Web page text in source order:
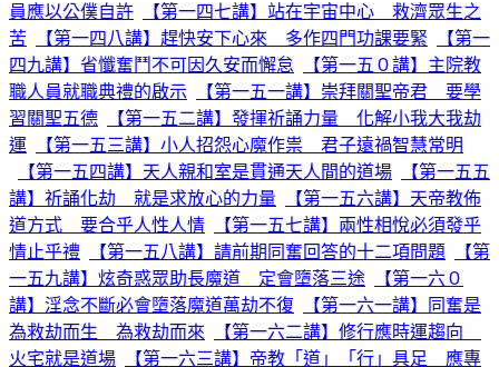
員應以公僕自許
【第一四七講】站在宇宙中心 救濟眾生之
苦
【第一四八講】趕快安下心來 多作四門功課要緊
【第一
四九講】省懺奮鬥不可因久安而懈怠
【第一五０講】主院教
職人員就職典禮的啟示
【第一五一講】崇拜關聖帝君 要學
習關聖五德
【第一五二講】發揮祈誦力量 化解小我大我劫
運
【第一五三講】小人招怨心魔作祟 君子遠禍智慧常明
【第一五四講】天人親和室是貫通天人間的道場
【第一五五
講】祈誦化劫 就是求放心的力量
【第一五六講】天帝教佈
道方式 要合乎人性人情
【第一五七講】兩性相悅必須發乎
情止乎禮
【第一五八講】請前期同奮回答的十二項問題
【第
一五九講】炫奇惑眾助長魔道 定會墮落三途
【第一六０
講】淫念不斷必會墮落魔道萬劫不復
【第一六一講】同奮是
為救劫而生 為救劫而來
【第一六二講】修行應時運趨向
火宅就是道場
【第一六三講】帝教「道」「行」具足 應專